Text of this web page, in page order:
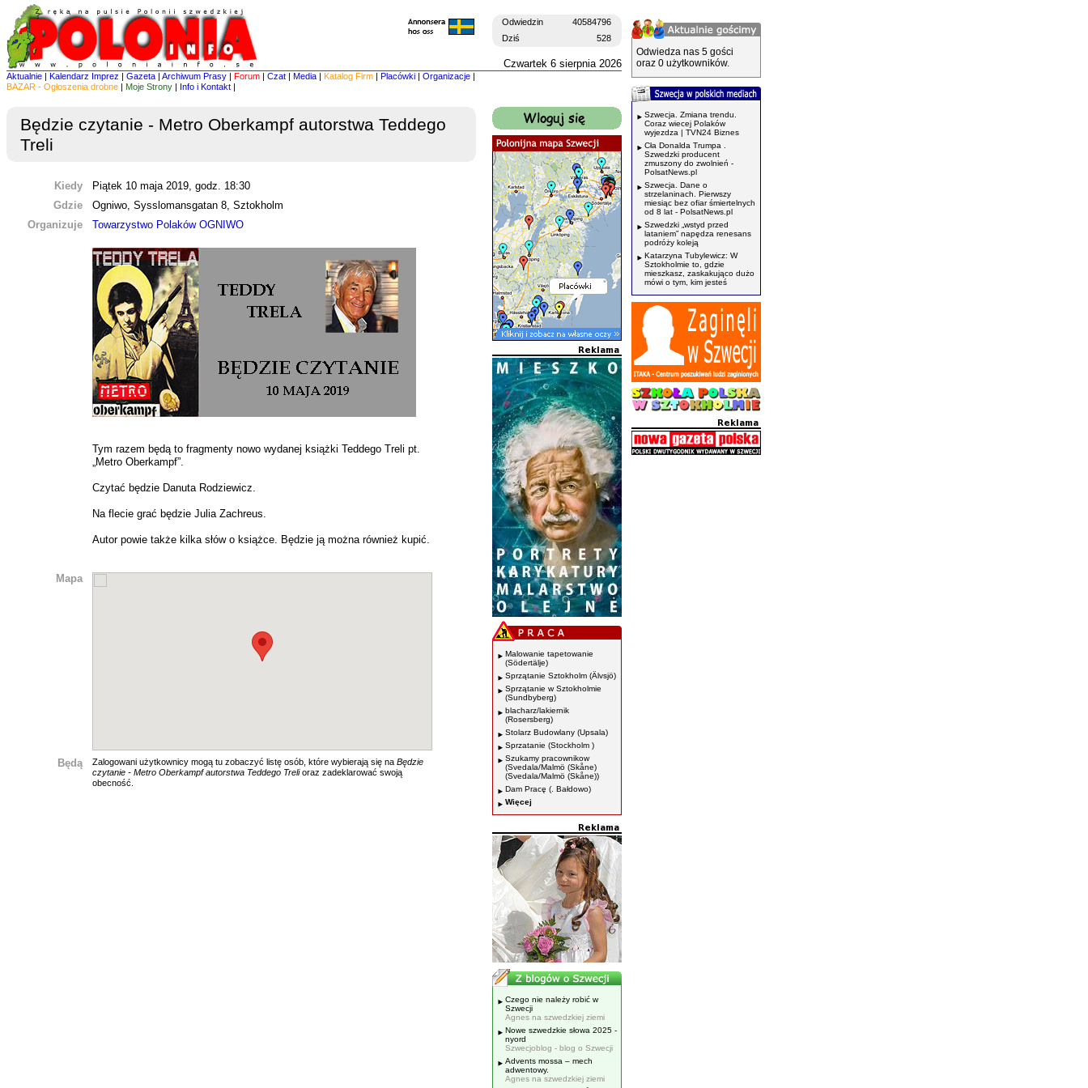
Odwiedzin
40584796
Dziś
528
Czwartek 6 sierpnia 2026
Aktualnie | Kalendarz Imprez | Gazeta | Archiwum Prasy | Forum | Czat | Media | Katalog Firm | Placówki | Organizacje |
BAZAR - Ogłoszenia drobne | Moje Strony | Info i Kontakt |
Będzie czytanie - Metro Oberkampf autorstwa Teddego
Treli
Kiedy
Piątek 10 maja 2019, godz. 18:30
Gdzie
Ogniwo, Sysslomansgatan 8, Sztokholm
Organizuje
Towarzystwo Polaków OGNIWO
Tym razem będą to fragmenty nowo wydanej książki Teddego Treli pt.
„Metro Oberkampf”.
Czytać będzie Danuta Rodziewicz.
Na flecie grać będzie Julia Zachreus.
Autor powie także kilka słów o książce. Będzie ją można również kupić.
Mapa
Będą Zalogowani użytkownicy mogą tu zobaczyć listę osób, które wybierają się na Będzie
czytanie - Metro Oberkampf autorstwa Teddego Trelioraz zadeklarować swoją
obecność.
Malowanie tapetowanie
(Södertälje)
Sprzątanie Sztokholm (Älvsjö)
Sprzątanie w Sztokholmie
(Sundbyberg)
blacharz/lakiernik
(Rosersberg)
Stolarz Budowlany (Upsala)
Sprzatanie (Stockholm )
Szukamy pracownikow
(Svedala/Malmö (Skåne)
(Svedala/Malmö (Skåne))
Dam Pracę (. Bałdowo)
Więcej
Czego nie należy robić w
Szwecji
Agnes na szwedzkiej ziemi
Nowe szwedzkie słowa 2025 -
nyord
Szwecjoblog - blog o Szwecji
Advents mossa – mech
adwentowy.
Agnes na szwedzkiej ziemi
Odwiedza nas 5 gości
oraz 0 użytkowników.
Szwecja. Zmiana trendu.
Coraz wiecej Polaków
wyjezdza | TVN24 Biznes
Cła Donalda Trumpa .
Szwedzki producent
zmuszony do zwolnień -
PolsatNews.pl
Szwecja. Dane o
strzelaninach. Pierwszy
miesiąc bez ofiar śmiertelnych
od 8 lat - PolsatNews.pl
Szwedzki „wstyd przed
lataniem” napędza renesans
podróży koleją
Katarzyna Tubylewicz: W
Sztokholmie to, gdzie
mieszkasz, zaskakująco dużo
mówi o tym, kim jesteś